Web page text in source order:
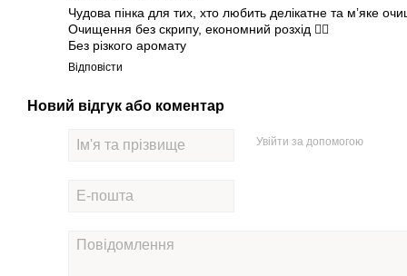
Чудова пінка для тих, хто любить делікатне та мʼяке
Очищення без скрипу, економний розхід 👌🏻
Без різкого аромату
Відповісти
Новий відгук або коментар
Увійти за допомогою